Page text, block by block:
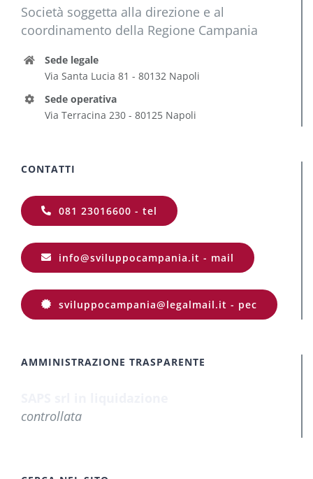
Società soggetta alla direzione e al
coordinamento della Regione Campania
Sede legale
Via Santa Lucia 81 - 80132 Napoli
Sede operativa
Via Terracina 230 - 80125 Napoli
CONTATTI
081 23016600 - tel
info@sviluppocampania.it - mail
sviluppocampania@legalmail.it - pec
AMMINISTRAZIONE TRASPARENTE
controllata